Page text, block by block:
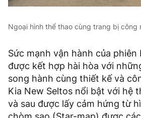
Ngoại hình thể thao cùng trang bị công
Sức mạnh vận hành của phiên
được kết hợp hài hòa với
song hành cùng thiết kế và
Kia New Seltos nổi bật với hệ
và sau được lấy cảm hứng từ